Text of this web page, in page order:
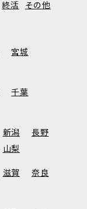
終活 その他
宮城
千葉
新潟
長野
山梨
滋賀
奈良